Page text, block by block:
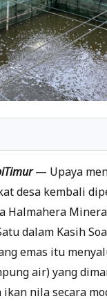
— Upaya
desa kembali
Halmahera
dalam Kasih
emas itu
air) yang
nila secara